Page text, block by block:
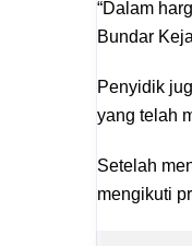
“Dalam
Bundar
Penyidik
yang telah
Setelah
mengikuti